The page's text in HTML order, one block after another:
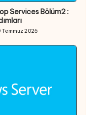
Services Bölüm2 :
Temmuz 2025